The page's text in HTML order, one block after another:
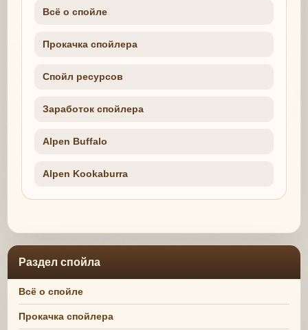
Всё о спойле
Прокачка спойлера
Спойл ресурсов
Заработок спойлера
Alpen Buffalo
Alpen Kookaburra
Раздел спойла
Всё о спойле
Прокачка спойлера